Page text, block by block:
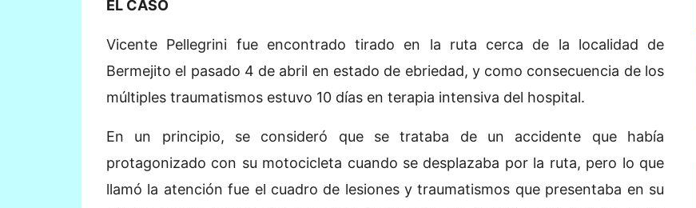
EL CASO
Vicente Pellegrini fue encontrado tirado en la ruta cerca de la localidad de
Bermejito el pasado 4 de abril en estado de ebriedad, y como consecuencia de los
múltiples traumatismos estuvo 10 días en terapia intensiva del hospital.
En un principio, se consideró que se trataba de un accidente que había
protagonizado con su motocicleta cuando se desplazaba por la ruta, pero lo que
llamó la atención fue el cuadro de lesiones y traumatismos que presentaba en su